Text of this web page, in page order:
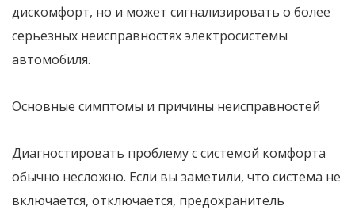
дискомфорт, но и может сигнализировать о более
серьезных неисправностях электросистемы
автомобиля.
Основные симптомы и причины неисправностей
Диагностировать проблему с системой комфорта
обычно несложно. Если вы заметили, что система не
включается, отключается, предохранитель